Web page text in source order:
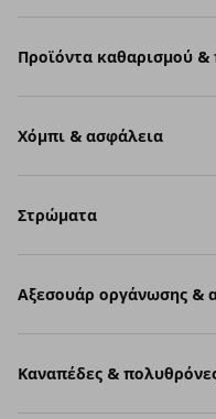
Προϊόντα καθαρισμού &
Χόμπι & ασφάλεια
Στρώματα
Aξεσουάρ οργάνωσης &
Καναπέδες &